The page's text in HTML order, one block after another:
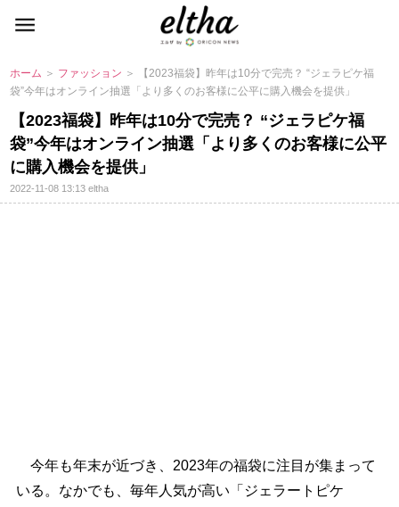
ホーム ＞ ファッション ＞ 【2023福袋】昨年は10分で完売？ “ジェラピケ福
袋”今年はオンライン抽選「より多くのお客様に公平に購入機会を提供」
【2023福袋】昨年は10分で完売？ “ジェラピケ福
袋”今年はオンライン抽選「より多くのお客様に公平
に購入機会を提供」
2022-11-08 13:13eltha
今年も年末が近づき、2023年の福袋に注目が集まって
いる。なかでも、毎年人気が高い「ジェラートピケ